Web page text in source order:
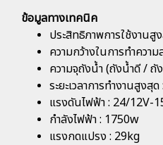
ข้อมูลทางเทคนิค
ประสิทธิภาพการใช้งานสู
ความกว้างในการทำควา
ความจุถังน้ำ (ถังน้ำดี / ถั
ระยะเวลาการทำงานสูง
แรงดันไฟฟ้า : 24/12V-
กำลังไฟฟ้า : 1750w
แรงกดแปรง : 29kg